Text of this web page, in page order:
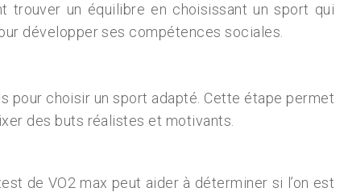
trouver un équilibre en choisissant un sport qui
développer ses compétences sociales.
pour choisir un sport adapté. Cette étape permet
des buts réalistes et motivants.
de VO2 max peut aider à déterminer si l’on est